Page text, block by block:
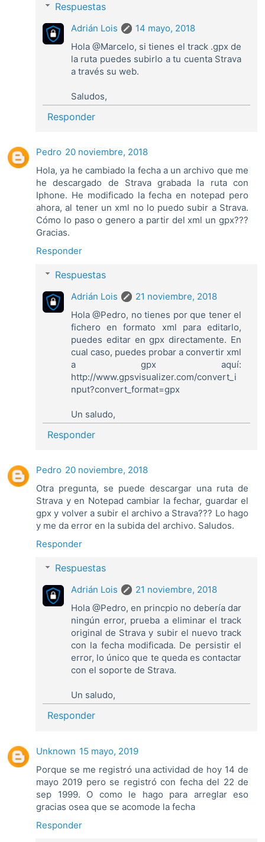
Respuestas
Adrián Lois
14 mayo, 2018
Hola @Marcelo, si tienes el track .gpx de
la ruta puedes subirlo a tu cuenta Strava
a través su web.
Saludos,
Responder
Pedro 20 noviembre, 2018
Hola, ya he cambiado la fecha a un archivo que me
he descargado de Strava grabada la ruta con
Iphone. He modificado la fecha en notepad pero
ahora, al tener un xml no lo puedo subir a Strava.
Cómo lo paso o genero a partir del xml un gpx???
Gracias.
Responder
Respuestas
Adrián Lois
21 noviembre, 2018
Hola @Pedro, no tienes por que tener el
fichero en formato xml para editarlo,
puedes editar en gpx directamente. En
cual caso, puedes probar a convertir xml
a gpx aquí:
http://www.gpsvisualizer.com/convert_i
nput?convert_format=gpx
Un saludo,
Responder
Pedro 20 noviembre, 2018
Otra pregunta, se puede descargar una ruta de
Strava y en Notepad cambiar la fechar, guardar el
gpx y volver a subir el archivo a Strava??? Lo hago
y me da error en la subida del archivo. Saludos.
Responder
Respuestas
Adrián Lois
21 noviembre, 2018
Hola @Pedro, en princpio no debería dar
ningún error, prueba a eliminar el track
original de Strava y subir el nuevo track
con la fecha modificada. De persistir el
error, lo único que te queda es contactar
con el soporte de Strava.
Un saludo,
Responder
Unknown 15 mayo, 2019
Porque se me registró una actividad de hoy 14 de
mayo 2019 pero se registró con fecha del 22 de
sep 1999. O como le hago para arreglar eso
gracias osea que se acomode la fecha
Responder